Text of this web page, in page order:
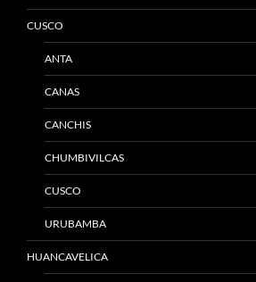
CUSCO
ANTA
CANAS
CANCHIS
CHUMBIVILCAS
CUSCO
URUBAMBA
HUANCAVELICA